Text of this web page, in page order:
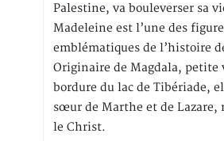
Palestine, va bouleverser sa
Madeleine est l’une des
emblématiques de l’histoire
Originaire de Magdala, petite
bordure du lac de Tibériade,
sœur de Marthe et de Lazare,
le Christ.